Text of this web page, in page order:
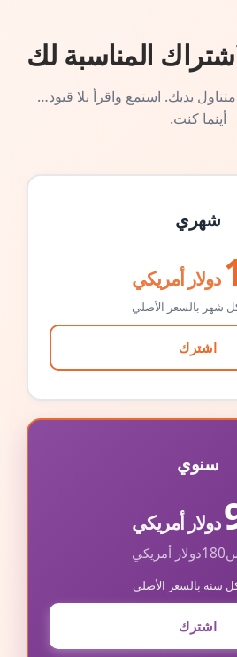
المناسبة لك
يديك. استمع واقرأ بلا قيود…
أينما كنت.
شهري
دولار أمريكي
شهر بالسعر الأصلي
اشترك
سنوي
دولار أمريكي
180دولار أمريكي
سنة بالسعر الأصلي
اشترك